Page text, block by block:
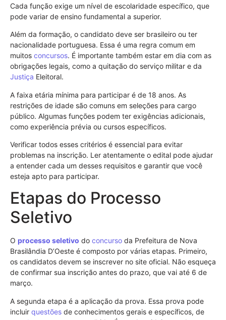
Cada função exige um nível de escolaridade específico, que
pode variar de ensino fundamental a superior.
Além da formação, o candidato deve ser brasileiro ou ter
nacionalidade portuguesa. Essa é uma regra comum em
muitos concursos. É importante também estar em dia com as
obrigações legais, como a quitação do serviço militar e da
Justiça Eleitoral.
A faixa etária mínima para participar é de 18 anos. As
restrições de idade são comuns em seleções para cargo
público. Algumas funções podem ter exigências adicionais,
como experiência prévia ou cursos específicos.
Verificar todos esses critérios é essencial para evitar
problemas na inscrição. Ler atentamente o edital pode ajudar
a entender cada um desses requisitos e garantir que você
esteja apto para participar.
Etapas do Processo
Seletivo
O processo seletivo do concurso da Prefeitura de Nova
Brasilândia D’Oeste é composto por várias etapas. Primeiro,
os candidatos devem se inscrever no site oficial. Não esqueça
de confirmar sua inscrição antes do prazo, que vai até 6 de
março.
A segunda etapa é a aplicação da prova. Essa prova pode
incluir questões de conhecimentos gerais e específicos, de